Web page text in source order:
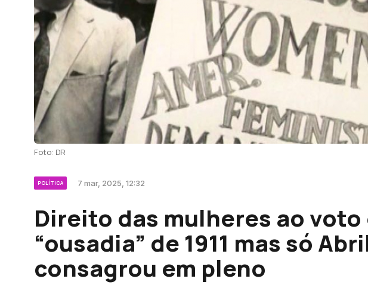
Foto: DR
POLÍTICA 7 mar, 2025, 12:32
Direito das mulheres ao voto
“ousadia” de 1911 mas só
consagrou em pleno